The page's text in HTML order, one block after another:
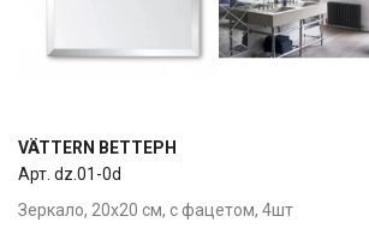
VÄTTERN ВЕТТЕРН
Арт. dz.01-0d
Зеркало, 20х20 см, с фацетом, 4шт